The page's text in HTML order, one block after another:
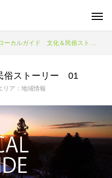
ーカルガイド 文化＆民俗ストーリー 01
俗ストーリー 01
リア：地域情報